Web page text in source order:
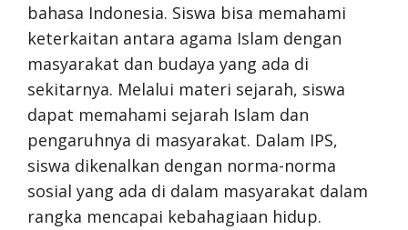
bahasa Indonesia. Siswa bisa memahami
keterkaitan antara agama Islam dengan
masyarakat dan budaya yang ada di
sekitarnya. Melalui materi sejarah, siswa
dapat memahami sejarah Islam dan
pengaruhnya di masyarakat. Dalam IPS,
siswa dikenalkan dengan norma-norma
sosial yang ada di dalam masyarakat dalam
rangka mencapai kebahagiaan hidup.